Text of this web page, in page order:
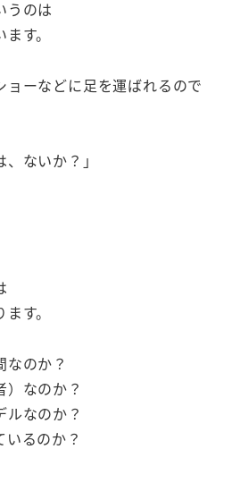
うのは
す。
ョーなどに足を運ばれるので
ないか？」
す。
なのか？
）なのか？
ルなのか？
いるのか？